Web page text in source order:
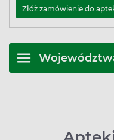
Złóż zamówienie do